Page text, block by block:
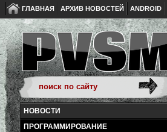
ГЛАВНАЯ АРХИВ НОВОСТЕЙ ANDROID
НОВОСТИ
ПРОГРАММИРОВАНИЕ